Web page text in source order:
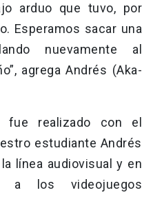
arduo que tuvo, por
Esperamos sacar una
nuevamente al
agrega Andrés (Aka-
fue realizado con el
estudiante Andrés
línea audiovisual y en
a los videojuegos